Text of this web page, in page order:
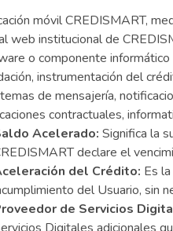
móvil CREDISMART,
web institucional de
o componente
instrumentación del
de mensajería,
contractuales,
Acelerado: Significa la
declare el
del Crédito: Es
del Usuario, sin
de Servicios